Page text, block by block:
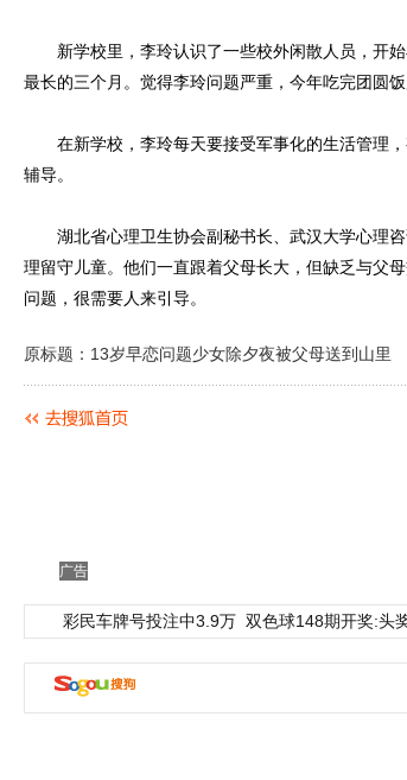
新学校里，李玲认识了一些校外闲散人员，开始
最长的三个月。觉得李玲问题严重，今年吃完团圆
在新学校，李玲每天要接受军事化的生活管理，
辅导。
湖北省心理卫生协会副秘书长、武汉大学心理咨
理留守儿童。他们一直跟着父母长大，但缺乏与父
问题，很需要人来引导。
原标题：13岁早恋问题少女除夕夜被父母送到山里
广告
彩民车牌号投注中3.9万 双色球148期开奖:头